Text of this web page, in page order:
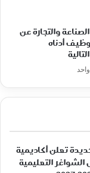
والتجارة عن
أدناه
تعلن أكاديمية
التعليمية